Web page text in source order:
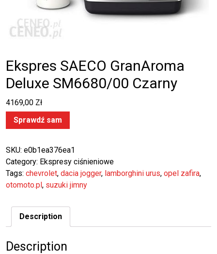
Ekspres SAECO GranAroma
Deluxe SM6680/00 Czarny
4169,00 Zł
Sprawdź sam
SKU: e0b1ea376ea1
Category: Ekspresy ciśnieniowe
Tags: chevrolet, dacia jogger, lamborghini urus, opel zafira,
otomoto.pl, suzuki jimny
Description
Description